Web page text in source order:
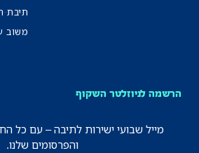
תיבת
משוב
הרשמה לניוזלטר השקוף
מייל שבועי ישירות לתיבה – עם כל
והפרסומים שלנו.